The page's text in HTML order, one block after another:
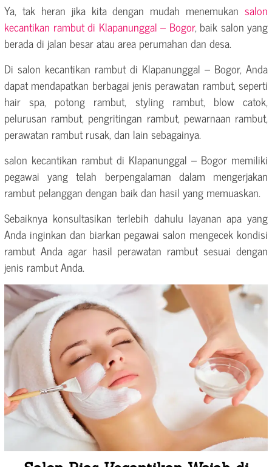
Ya, tak heran jika kita dengan mudah menemukan salon
kecantikan rambut di Klapanunggal – Bogor, baik salon yang
berada di jalan besar atau area perumahan dan desa.
Di salon kecantikan rambut di Klapanunggal – Bogor, Anda
dapat mendapatkan berbagai jenis perawatan rambut, seperti
hair spa, potong rambut, styling rambut, blow catok,
pelurusan rambut, pengritingan rambut, pewarnaan rambut,
perawatan rambut rusak, dan lain sebagainya.
salon kecantikan rambut di Klapanunggal – Bogor memiliki
pegawai yang telah berpengalaman dalam mengerjakan
rambut pelanggan dengan baik dan hasil yang memuaskan.
Sebaiknya konsultasikan terlebih dahulu layanan apa yang
Anda inginkan dan biarkan pegawai salon mengecek kondisi
rambut Anda agar hasil perawatan rambut sesuai dengan
jenis rambut Anda.